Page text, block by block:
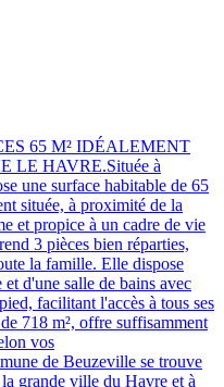
65 M² IDÉALEMENT
LE HAVRE.Située à
une surface habitable de 65
située, à proximité de la
et propice à un cadre de vie
3 pièces bien réparties,
la famille. Elle dispose
d'une salle de bains avec
facilitant l'accès à tous ses
718 m², offre suffisamment
vos
de Beuzeville se trouve
grande ville du Havre et à